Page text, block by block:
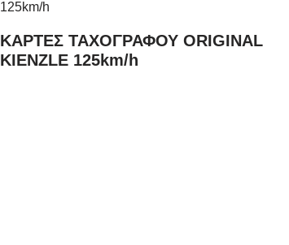
ΚΑΡΤΕΣ ΤΑΧΟΓΡΑΦΟΥ ORIGINAL
KIENZLE 125km/h